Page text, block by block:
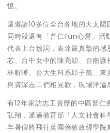
憶。
還邀請10多位全台各地的大太
同時段還有「普仁Fun心營」活
代表上台致詞，表達最真摯的
芯、台中女中的陳亮穎、台南
林昕曄、台大生科系邱子懿、
與資深志工們相見歡，現場洋溢
有12年家訪志工資歷的中區普
弘翔，通過教育部「人文社會
年暑假將飛往英國倫敦政經學院